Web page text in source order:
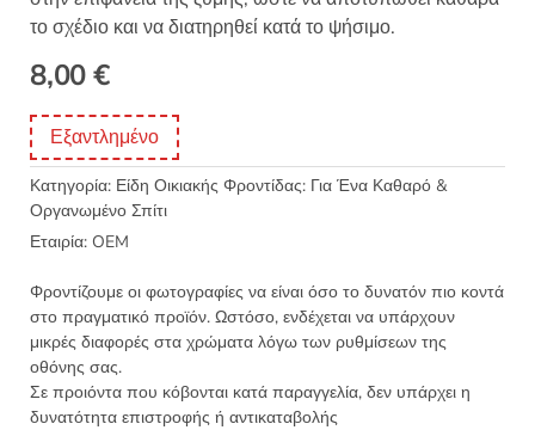
το σχέδιο και να διατηρηθεί κατά το ψήσιμο.
8,00€
Εξαντλημένο
Κατηγορία: Είδη Οικιακής Φροντίδας: Για Ένα Καθαρό &
Οργανωμένο Σπίτι
Εταιρία: OEM
Φροντίζουμε οι φωτογραφίες να είναι όσο το δυνατόν πιο κοντά
στο πραγματικό προϊόν. Ωστόσο, ενδέχεται να υπάρχουν
μικρές διαφορές στα χρώματα λόγω των ρυθμίσεων της
οθόνης σας.
Σε προιόντα που κόβονται κατά παραγγελία, δεν υπάρχει η
δυνατότητα επιστροφής ή αντικαταβολής